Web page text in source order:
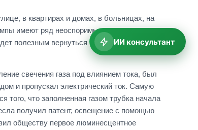
в квартирах и домах, в больницах, на
имеют ряд неоспоримых преимуществ,
полезным вернуться в прошлое, в те
свечения газа под влиянием тока, был
и пропускал электрический ток. Самую
того, что заполненная газом трубка начала
получил патент, освещение с помощью
обществу первое люминесцентное
ИИ консультант